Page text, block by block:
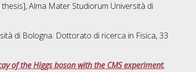
Alma Mater Studiorum Università di
di Bologna. Dottorato di ricerca in Fisica, 33
of the Higgs boson with the CMS experiment,